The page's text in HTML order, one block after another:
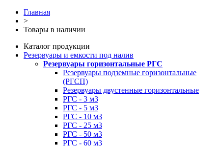
Главная
>
Товары в наличии
Каталог продукции
Резервуары и емкости под налив
Резервуары горизонтальные РГС
Резервуары подземные горизонтальные
(РГСП)
Резервуары двустенные горизонтальные
РГС - 3 м3
РГС - 5 м3
РГС - 10 м3
РГС - 25 м3
РГС - 50 м3
РГС - 60 м3